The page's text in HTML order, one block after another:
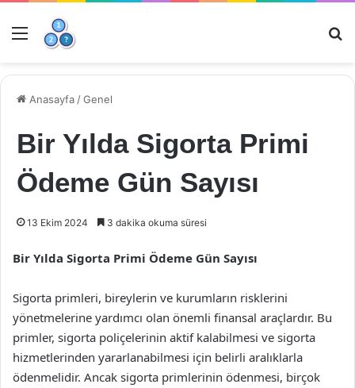
Menü
Anasayfa /Genel
Bir Yılda Sigorta Primi
Ödeme Gün Sayısı
13 Ekim 2024 3 dakika okuma süresi
Bir Yılda Sigorta Primi Ödeme Gün Sayısı
Sigorta primleri, bireylerin ve kurumların risklerini
yönetmelerine yardımcı olan önemli finansal araçlardır. Bu
primler, sigorta poliçelerinin aktif kalabilmesi ve sigorta
hizmetlerinden yararlanabilmesi için belirli aralıklarla
ödenmelidir. Ancak sigorta primlerinin ödenmesi, birçok